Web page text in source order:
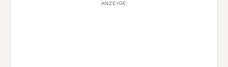
ANZEIGE